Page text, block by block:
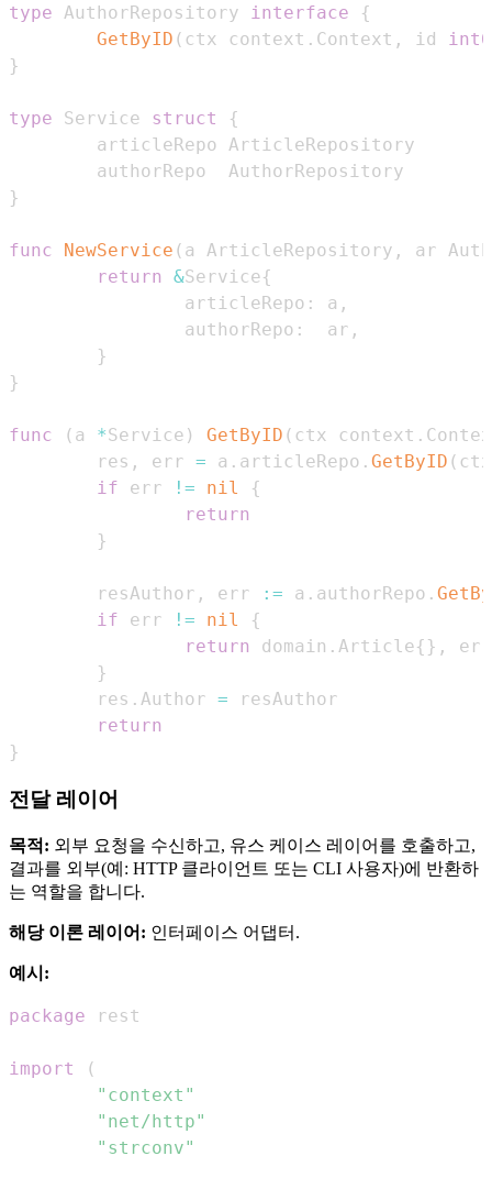
type AuthorRepository interface
{
GetByID ( ctx context . Context , id
}
type Service struct
{
}
func NewService ( a ArticleRepository ,
ar
return
&Service{
                articleRepo
: a ,
                authorRepo
:
  ar
,
}
}
func ( a *Service ) GetByID ( ctx context .
        res
, err = a . articleRepo . GetByID ( ctx
if err != nil
{
return
}
        resAuthor
, err := a . authorRepo .
if err != nil
{
return
domain . Article{ } ,
}
        res
. Author =
return
}
전달 레이어
목적: 외부 요청을 수신하고, 유스 케이스 레이어를 호출하고,
결과를 외부(예: HTTP 클라이언트 또는 CLI 사용자)에 반환하
는 역할을 합니다.
해당 이론 레이어: 인터페이스 어댑터.
예시:
package
import
(
"context"
"net/http"
"strconv"